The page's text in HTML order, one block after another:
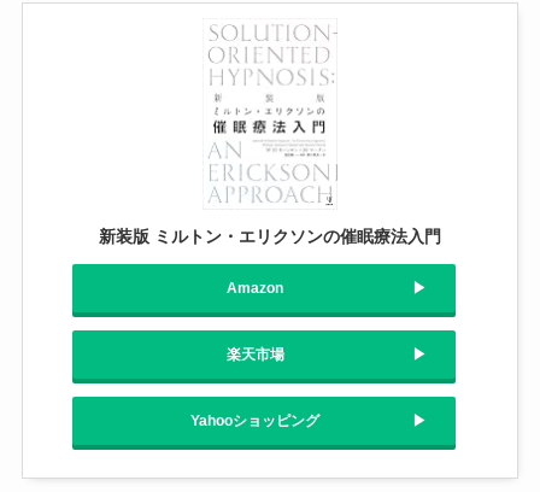
新装版 ミルトン・エリクソンの催眠療法入門
Amazon
楽天市場
Yahooショッピング